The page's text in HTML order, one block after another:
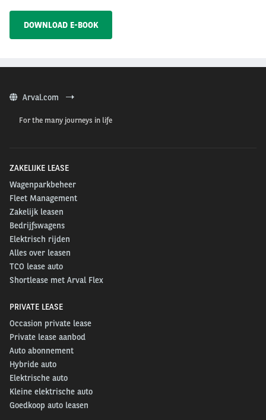
Arval.com
For the many journeys in life
ZAKELIJKE LEASE
Wagenparkbeheer
Fleet Management
Zakelijk leasen
Bedrijfswagens
Elektrisch rijden
Alles over leasen
TCO lease auto
Shortlease met Arval Flex
PRIVATE LEASE
Occasion private lease
Private lease aanbod
Auto abonnement
Hybride auto
Elektrische auto
Kleine elektrische auto
Goedkoop auto leasen